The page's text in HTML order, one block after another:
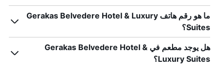
ما هو رقم هاتف Gerakas Belvedere Hotel & Luxury
Suites؟
هل يوجد مطعم في Gerakas Belvedere Hotel &
Luxury Suites؟